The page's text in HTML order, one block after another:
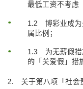
最低工资不考虑
1.2 博彩业成为
属比例；
1.3 为无薪假措
的「关爱假」措
2. 关于第八项「社会